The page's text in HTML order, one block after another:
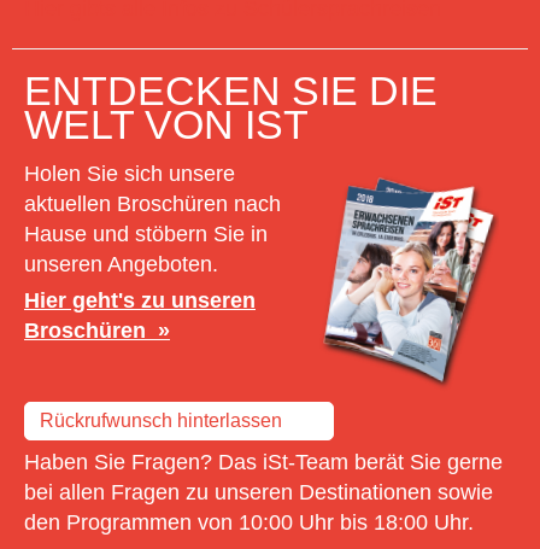
ENTDECKEN SIE DIE
WELT VON IST
Holen Sie sich unsere
aktuellen Broschüren nach
Hause und stöbern Sie in
unseren Angeboten.
Hier geht's zu unseren
Broschüren
Rückrufwunsch hinterlassen
Haben Sie Fragen? Das iSt-Team berät Sie gerne
bei allen Fragen zu unseren Destinationen sowie
den Programmen von 10:00 Uhr bis 18:00 Uhr.